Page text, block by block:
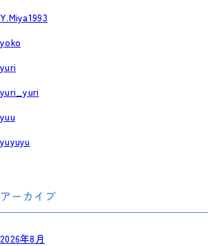
Y.Miya1993
yoko
yuri
yuri_yuri
yuu
yuyuyu
アーカイブ
2026年8月